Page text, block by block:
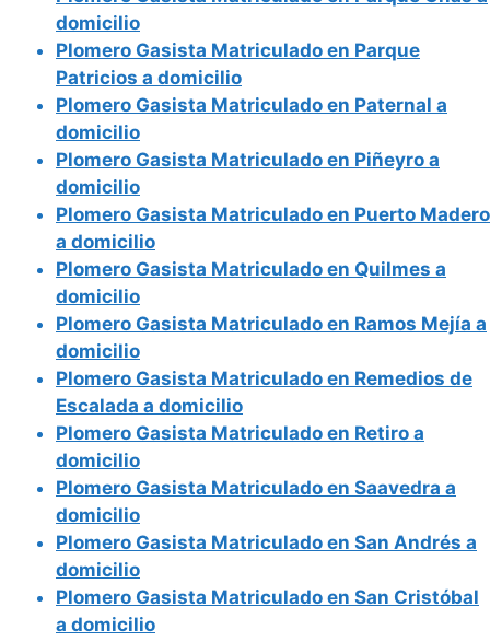
domicilio
Plomero Gasista Matriculado en Parque
Patricios a domicilio
Plomero Gasista Matriculado en Paternal a
domicilio
Plomero Gasista Matriculado en Piñeyro a
domicilio
Plomero Gasista Matriculado en Puerto Madero
a domicilio
Plomero Gasista Matriculado en Quilmes a
domicilio
Plomero Gasista Matriculado en Ramos Mejía a
domicilio
Plomero Gasista Matriculado en Remedios de
Escalada a domicilio
Plomero Gasista Matriculado en Retiro a
domicilio
Plomero Gasista Matriculado en Saavedra a
domicilio
Plomero Gasista Matriculado en San Andrés a
domicilio
Plomero Gasista Matriculado en San Cristóbal
a domicilio